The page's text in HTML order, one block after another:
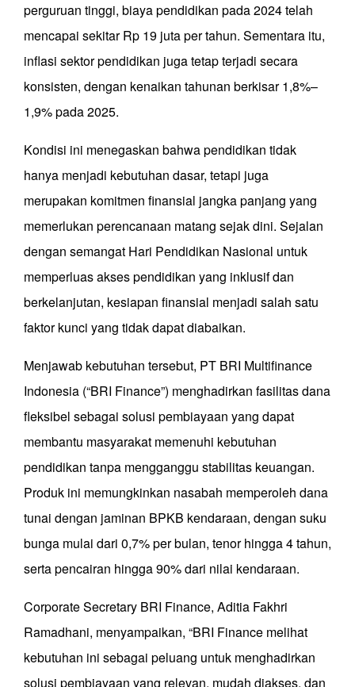
perguruan tinggi, biaya pendidikan pada 2024 telah
mencapai sekitar Rp 19 juta per tahun. Sementara itu,
inflasi sektor pendidikan juga tetap terjadi secara
konsisten, dengan kenaikan tahunan berkisar 1,8%–
1,9% pada 2025.
Kondisi ini menegaskan bahwa pendidikan tidak
hanya menjadi kebutuhan dasar, tetapi juga
merupakan komitmen finansial jangka panjang yang
memerlukan perencanaan matang sejak dini. Sejalan
dengan semangat Hari Pendidikan Nasional untuk
memperluas akses pendidikan yang inklusif dan
berkelanjutan, kesiapan finansial menjadi salah satu
faktor kunci yang tidak dapat diabaikan.
Menjawab kebutuhan tersebut, PT BRI Multifinance
Indonesia (“BRI Finance”) menghadirkan fasilitas dana
fleksibel sebagai solusi pembiayaan yang dapat
membantu masyarakat memenuhi kebutuhan
pendidikan tanpa mengganggu stabilitas keuangan.
Produk ini memungkinkan nasabah memperoleh dana
tunai dengan jaminan BPKB kendaraan, dengan suku
bunga mulai dari 0,7% per bulan, tenor hingga 4 tahun,
serta pencairan hingga 90% dari nilai kendaraan.
Corporate Secretary BRI Finance, Aditia Fakhri
Ramadhani, menyampaikan, “BRI Finance melihat
kebutuhan ini sebagai peluang untuk menghadirkan
solusi pembiayaan yang relevan, mudah diakses, dan